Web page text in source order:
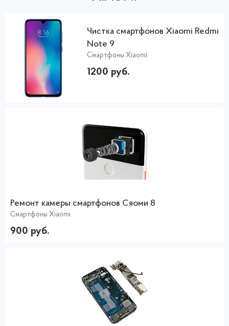
Чистка смартфонов Xiaomi Redmi
Note 9
Смартфоны Xiaomi
1200 руб.
Ремонт камеры смартфонов Сяоми 8
Смартфоны Xiaomi
900 руб.